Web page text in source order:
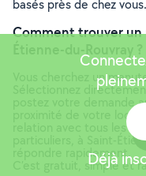
basés près de chez vous.
Comment trouver
Vous cherchez un
Sélectionnez
postez votre demande
proximité de votre
relation avec tous les
particuliers, à Saint-
répondre rapidement.
C’est gratuit, simple et
Déjà